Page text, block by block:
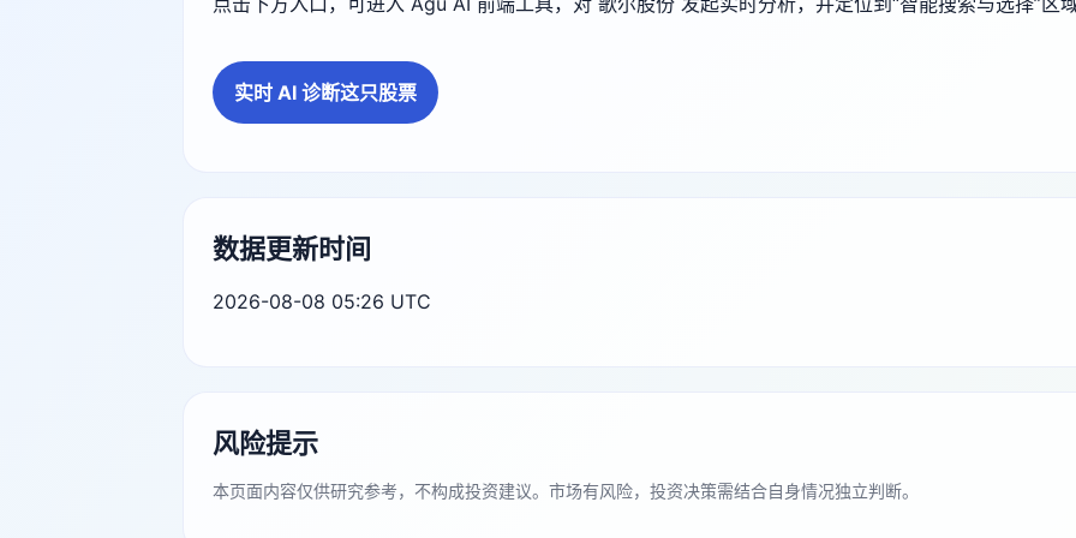
实时 AI 诊断这只股票
数据更新时间
2026-08-08 05:26 UTC
风险提示
本页面内容仅供研究参考，不构成投资建议。市场有风险，投资决策需结合自身情况独立判断。